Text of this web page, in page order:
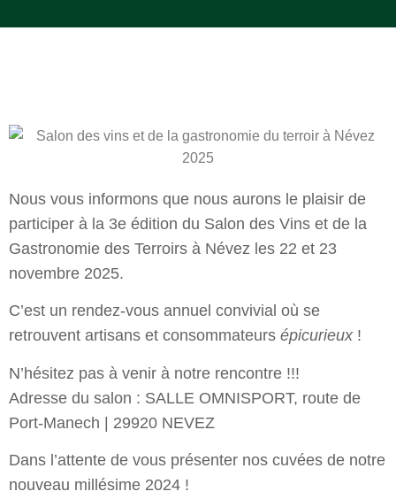
Nous vous informons que nous aurons le plaisir de
participer à la 3e édition du Salon des Vins et de la
Gastronomie des Terroirs à Névez les 22 et 23
novembre 2025.
C’est un rendez-vous annuel convivial où se
retrouvent artisans et consommateurs épicurieux!
N’hésitez pas à venir à notre rencontre !!!
Adresse du salon : SALLE OMNISPORT, route de
Port-Manech | 29920 NEVEZ
Dans l’attente de vous présenter nos cuvées de notre
nouveau millésime 2024 !